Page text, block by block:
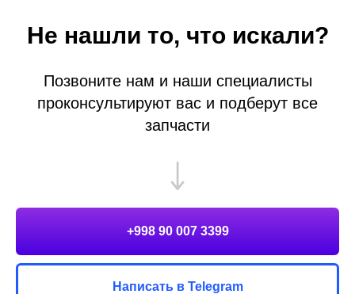
Не нашли то, что искали?
Позвоните нам и наши специалисты
проконсультируют вас и подберут все
запчасти
+998 90 007 3399
Написать в Telegram